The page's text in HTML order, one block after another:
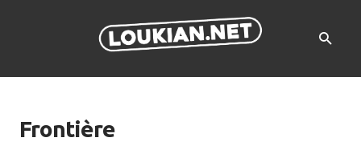
Frontière